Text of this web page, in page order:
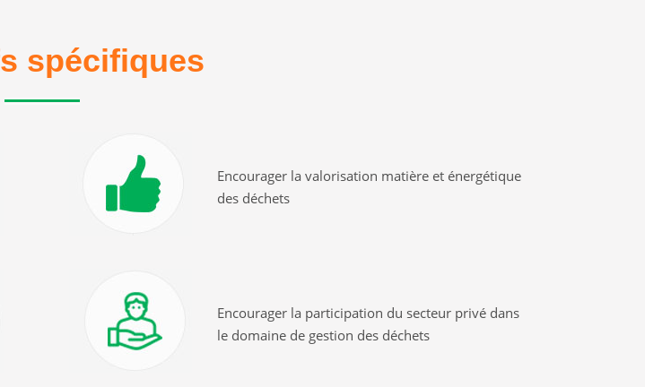
spécifiques
Encourager la valorisation matière et énergétique
des déchets
Encourager la participation du secteur privé dans
le domaine de gestion des déchets